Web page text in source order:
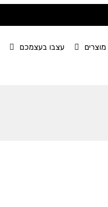
מוצרים עצבו בעצמכם